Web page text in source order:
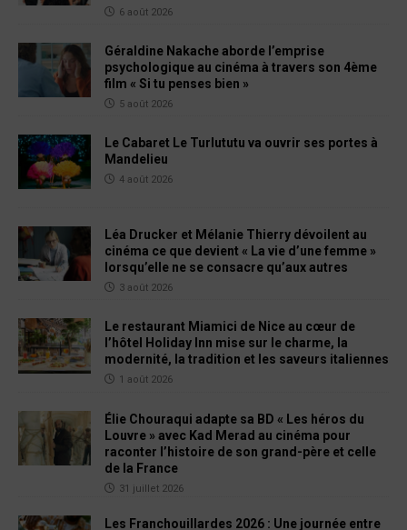
6 août 2026
Géraldine Nakache aborde l’emprise
psychologique au cinéma à travers son 4ème
film « Si tu penses bien »
5 août 2026
Le Cabaret Le Turlututu va ouvrir ses portes à
Mandelieu
4 août 2026
Léa Drucker et Mélanie Thierry dévoilent au
cinéma ce que devient « La vie d’une femme »
lorsqu’elle ne se consacre qu’aux autres
3 août 2026
Le restaurant Miamici de Nice au cœur de
l’hôtel Holiday Inn mise sur le charme, la
modernité, la tradition et les saveurs italiennes
1 août 2026
Élie Chouraqui adapte sa BD « Les héros du
Louvre » avec Kad Merad au cinéma pour
raconter l’histoire de son grand-père et celle
de la France
31 juillet 2026
Les Franchouillardes 2026 : Une journée entre